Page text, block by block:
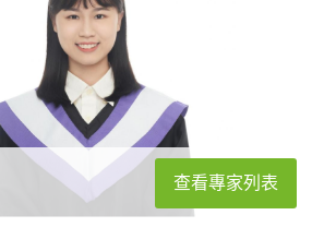
查看專家列表